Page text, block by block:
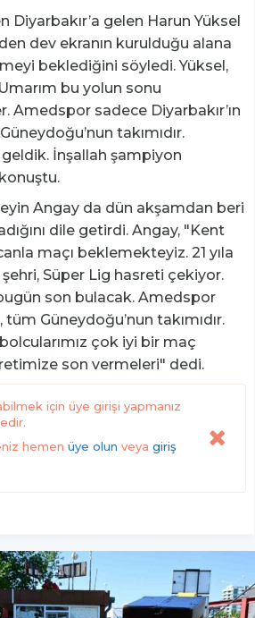
Diyarbakır’a gelen Harun Yüksel
dev ekranın kurulduğu alana
beklediğini söyledi. Yüksel,
bu yolun sonu
Amedspor sadece Diyarbakır’ın
takımıdır.
İnşallah şampiyon
Angay da dün akşamdan beri
dile getirdi. Angay, "Kent
maçı beklemekteyiz. 21 yıla
şehri, Süper Lig hasreti çekiyor.
son bulacak. Amedspor
Güneydoğu’nun takımıdır.
çok iyi bir maç
son vermeleri" dedi.
için üye girişi yapmanız
hemen üye olun veya giriş